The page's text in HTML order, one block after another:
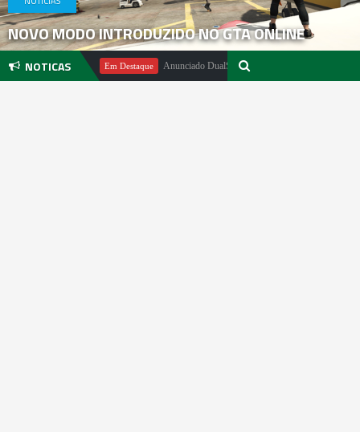
NOVO MODO INTRODUZIDO NO GTA ONLINE
NOTICAS
Pachter Em Destaque Anunciado DualSense The Last of Us Limited Edition